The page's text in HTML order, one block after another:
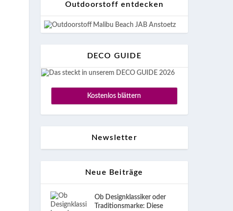
Outdoorstoff entdecken
DECO GUIDE
Kostenlos blättern
Newsletter
Neue Beiträge
Ob Designklassiker oder
Traditionsmarke: Diese